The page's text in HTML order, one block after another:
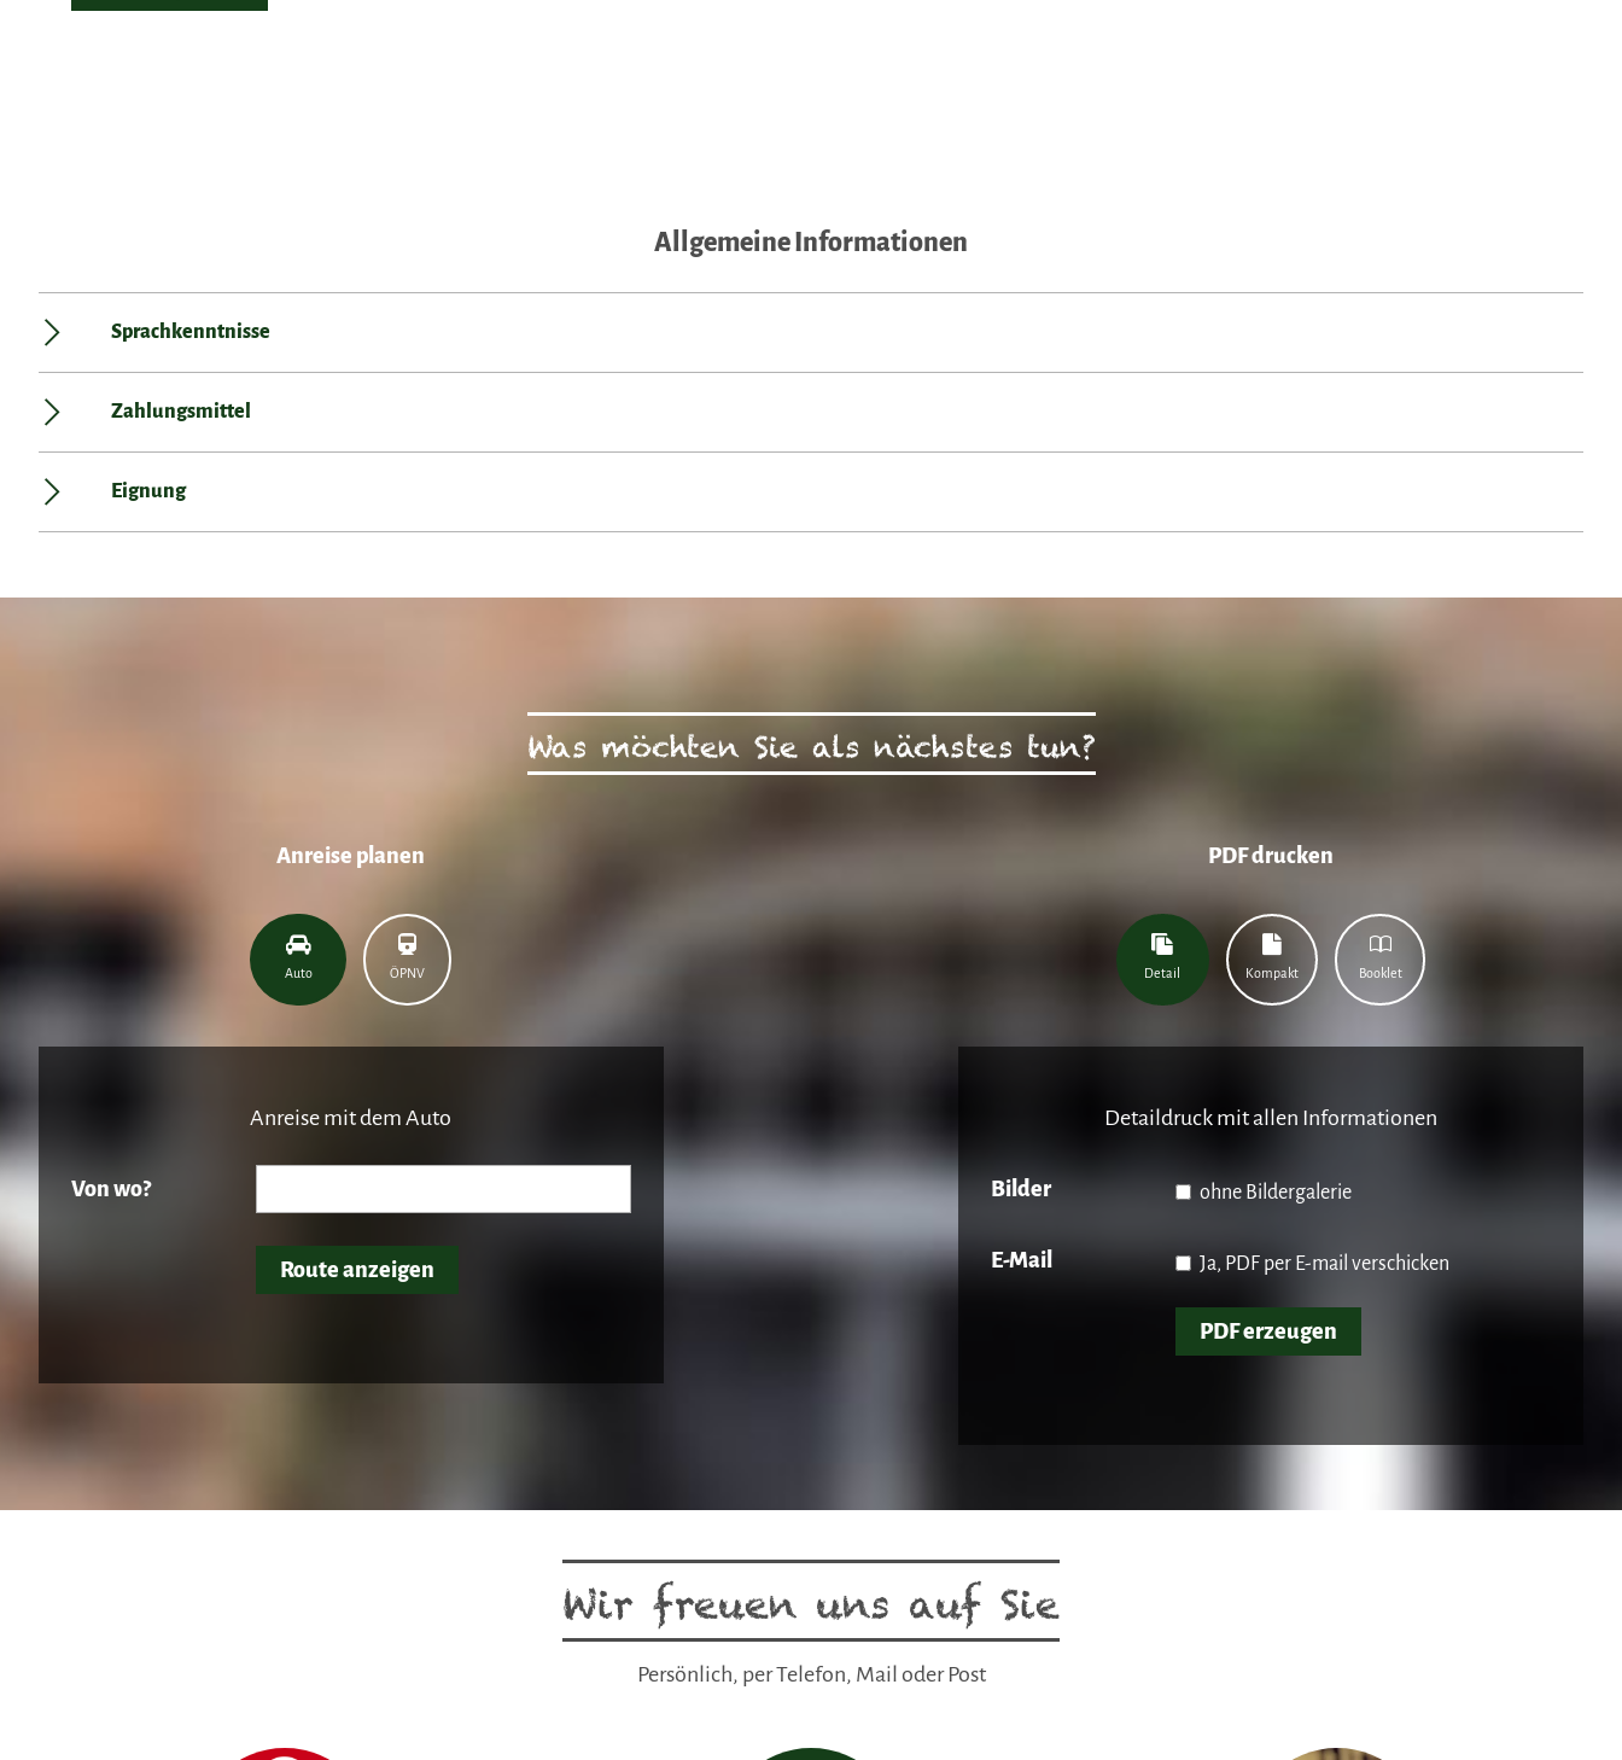
Allgemeine Informationen
Sprachkenntnisse
Zahlungsmittel
Eignung
Was möchten Sie als nächstes tun?
Anreise planen
Auto ÖPNV
Anreise mit dem Auto
Von wo?
Route anzeigen
PDF drucken
Detail Kompakt Booklet
Detaildruck mit allen Informationen
Bilder ohne Bildergalerie
E-Mail Ja, PDF per E-mail verschicken
PDF erzeugen
Wir freuen uns auf Sie
Persönlich, per Telefon, Mail oder Post